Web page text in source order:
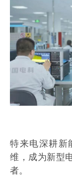
特来电深耕新
维，成为新型
者。